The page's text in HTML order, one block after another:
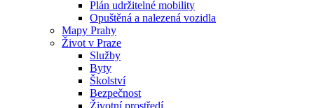
Plán udržitelné mobility
Opuštěná a nalezená vozidla
Mapy Prahy
Život v Praze
Služby
Byty
Školství
Bezpečnost
Životní prostředí